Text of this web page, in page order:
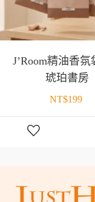
J’Room精油香氛
琥珀書房
NT$199